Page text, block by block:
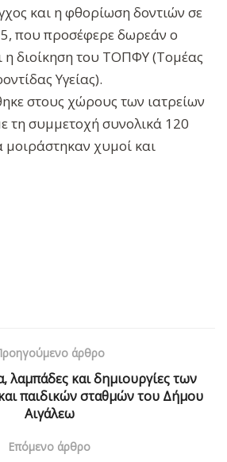
και η φθορίωση δοντιών σε
που προσέφερε δωρεάν ο
η διοίκηση του ΤΟΠΦΥ (Τομέας
Υγείας).
στους χώρους των ιατρείων
τη συμμετοχή συνολικά 120
μοιράστηκαν χυμοί και
άρθρο
λαμπάδες και δημιουργίες των
παιδικών σταθμών του Δήμου
Αιγάλεω
Επόμενο άρθρο